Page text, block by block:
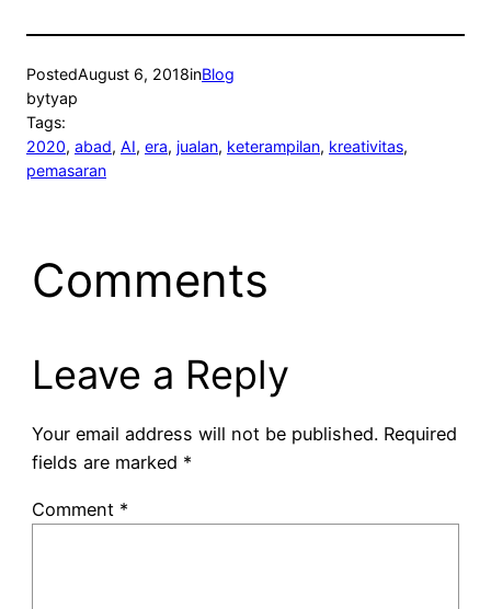
PostedAugust 6, 2018inBlog
bytyap
Tags:
2020, abad, AI, era, jualan, keterampilan, kreativitas
pemasaran
Comments
Leave a Reply
Your email address will not be published. Required
fields are marked *
Comment *